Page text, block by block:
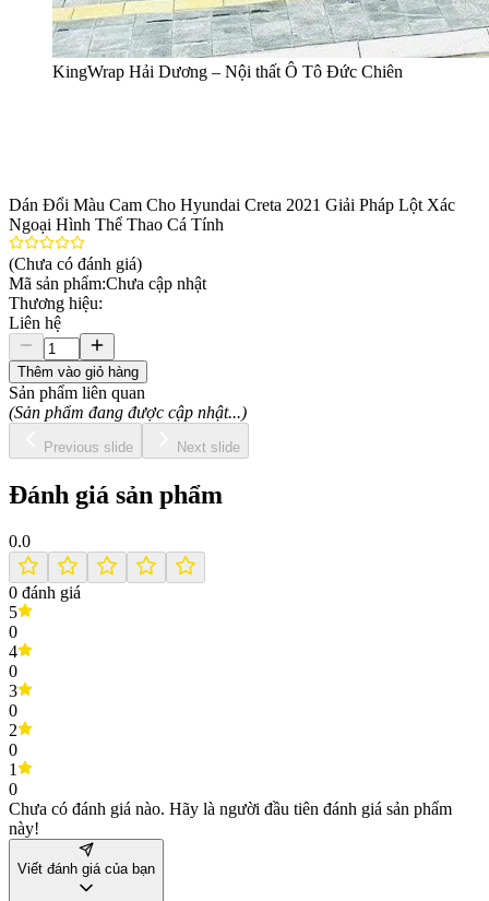
KingWrap Hải Dương – Nội thất Ô Tô Đức Chiên
Dán Đổi Màu Cam Cho Hyundai Creta 2021 Giải Pháp Lột Xác
Ngoại Hình Thể Thao Cá Tính
(Chưa có đánh giá)
Mã sản phẩm:Chưa cập nhật
Thương hiệu:
Liên hệ
Thêm vào giỏ hàng
Sản phẩm liên quan
(Sản phẩm đang được cập nhật...)
Previous slide Next slide
Đánh giá sản phẩm
0.0
0 đánh giá
5
0
4
0
3
0
2
0
1
0
Chưa có đánh giá nào. Hãy là người đầu tiên đánh giá sản phẩm
này!
Viết đánh giá của bạn